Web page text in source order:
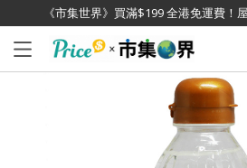
《市集世界》買滿$199 全港免運費！
已加入購物車